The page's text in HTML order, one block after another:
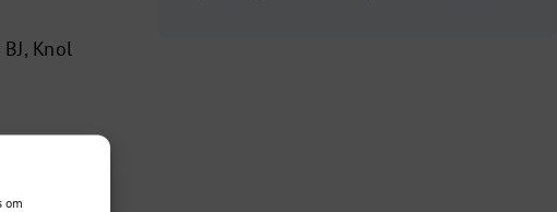
om
Knol
acquired